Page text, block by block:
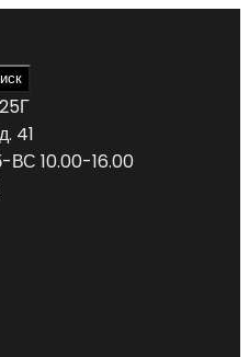
41
ВС 10.00-16.00